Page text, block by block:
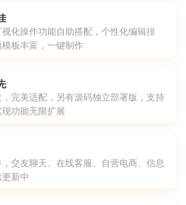
化操作功能自助搭配，个性化编辑排
模板丰富，一键制作
完美适配，另有源码独立部署版，支持
功能无限扩展
交友聊天、在线客服、自营电商、信息
新中